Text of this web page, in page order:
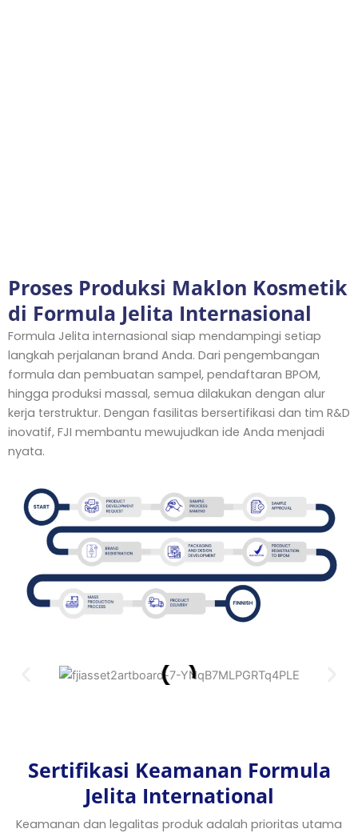
Proses Produksi Maklon Kosmetik
di Formula Jelita Internasional
Formula Jelita internasional siap mendampingi setiap
langkah perjalanan brand Anda. Dari pengembangan
formula dan pembuatan sampel, pendaftaran BPOM,
hingga produksi massal, semua dilakukan dengan alur
kerja terstruktur. Dengan fasilitas bersertifikasi dan tim R&D
inovatif, FJI membantu mewujudkan ide Anda menjadi
nyata.
Sertifikasi Keamanan Formula
Jelita International
Keamanan dan legalitas produk adalah prioritas utama